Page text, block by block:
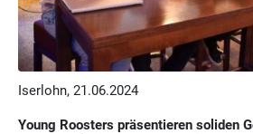
Iserlohn, 21.06.2024
Young Roosters präsentieren soliden